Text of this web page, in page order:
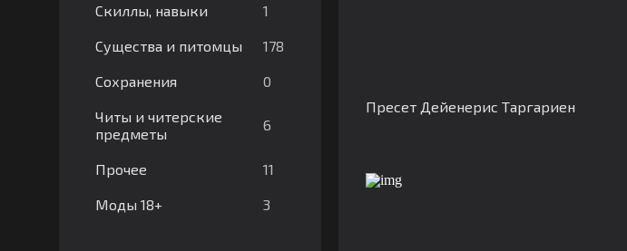
Скиллы, навыки 1
Существа и питомцы 178
Сохранения 0
Читы и читерские
предметы
6
Прочее 11
Моды 18+ 3
Пресет Дейенерис Таргариен